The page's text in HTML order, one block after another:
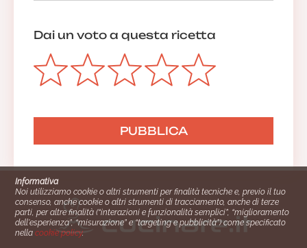
Dai un voto a questa ricetta
Informativa
Noi utilizziamo cookie o altri strumenti per finalità tecniche e, previo il tuo
consenso, anche cookie o altri strumenti di tracciamento, anche di terze
parti, per altre finalità (“interazioni e funzionalità semplici”, “miglioramento
dell'esperienza”, “misurazione” e “targeting e pubblicità”) come specificato
nellacookie policy.